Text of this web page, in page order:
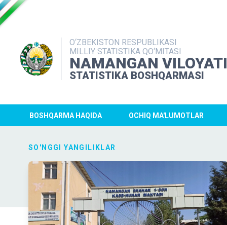
O‘ZBEKISTON RESPUBLIKASI
MILLIY STATISTIKA QO‘MITASI
NAMANGAN VILOYATI
STATISTIKA BOSHQARMASI
BOSHQARMA HAQIDA OCHIQ MA'LUMOTLAR
SO'NGGI YANGILIKLAR